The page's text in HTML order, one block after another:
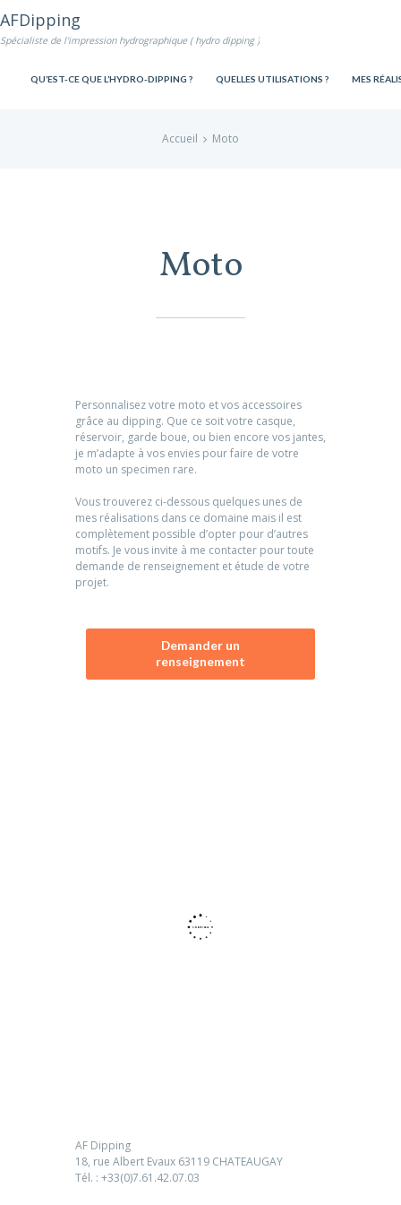
AFDipping
Spécialiste de l'impression hydrographique ( hydro dipping )
QU’EST-CE QUE L’HYDRO-DIPPING ? QUELLES UTILISATIONS ? MES
Accueil Moto
Moto
Personnalisez votre moto et vos accessoires
grâce au dipping. Que ce soit votre casque,
réservoir, garde boue, ou bien encore vos jantes,
je m’adapte à vos envies pour faire de votre
moto un specimen rare.
Vous trouverez ci-dessous quelques unes de
mes réalisations dans ce domaine mais il est
complètement possible d’opter pour d’autres
motifs. Je vous invite à me contacter pour toute
demande de renseignement et étude de votre
projet.
Demander un
renseignement
AF Dipping
18, rue Albert Evaux 63119 CHATEAUGAY
Tél. : +33(0)7.61.42.07.03